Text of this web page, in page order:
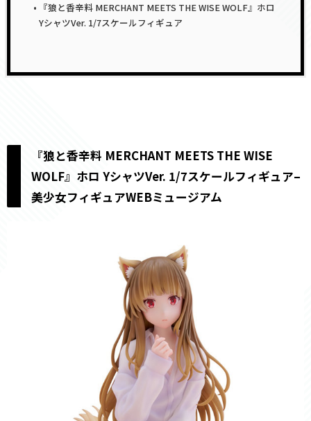
『狼と香辛料 MERCHANT MEETS THE WISE WOLF』ホロ
YシャツVer. 1/7スケールフィギュア
『狼と香辛料 MERCHANT MEETS THE WISE
WOLF』ホロ YシャツVer. 1/7スケールフィギュア–
美少女フィギュアWEBミュージアム